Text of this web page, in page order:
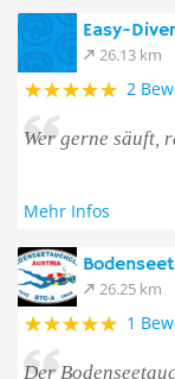
Easy-
26.13 km
2
Wer gerne säuft,
Mehr Infos
26.25 km
1
Der